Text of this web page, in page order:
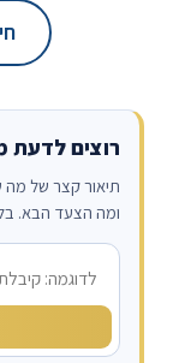
רוצים
ומה הצעד הבא.
מה קרה?